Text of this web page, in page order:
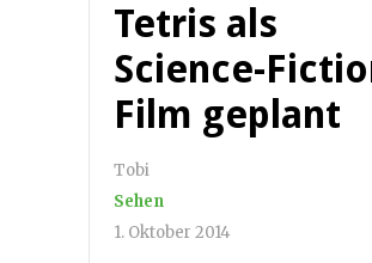
Tetris als
Science-
Film geplant
Tobi
Sehen
1. Oktober 2014